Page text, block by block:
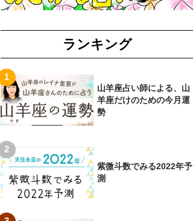
ランキング
山羊座占い師による、山
羊座だけのための今月運
勢
紫微斗数でみる2022年予
測